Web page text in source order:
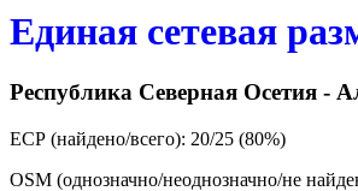
Единая сетевая
Республика Северная
ЕСР (найдено/всего): 20/25 (80%)
OSM (однозначно/неоднозначно/не